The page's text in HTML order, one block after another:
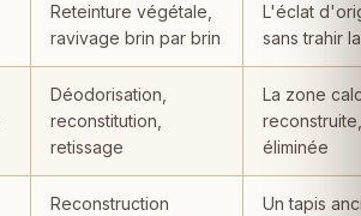
Reteinture végétale,
ravivage brin par brin
L'éclat
sans trahir
Déodorisation,
reconstitution,
retissage
La zone
éliminée
Reconstruction
Un tapis